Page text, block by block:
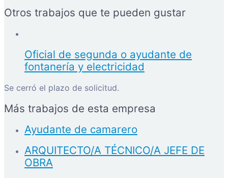
Otros trabajos que te pueden gustar
Oficial de segunda o ayudante de
fontanería y electricidad
Se cerró el plazo de solicitud.
Más trabajos de esta empresa
Ayudante de camarero
ARQUITECTO/A TÉCNICO/A JEFE DE
OBRA